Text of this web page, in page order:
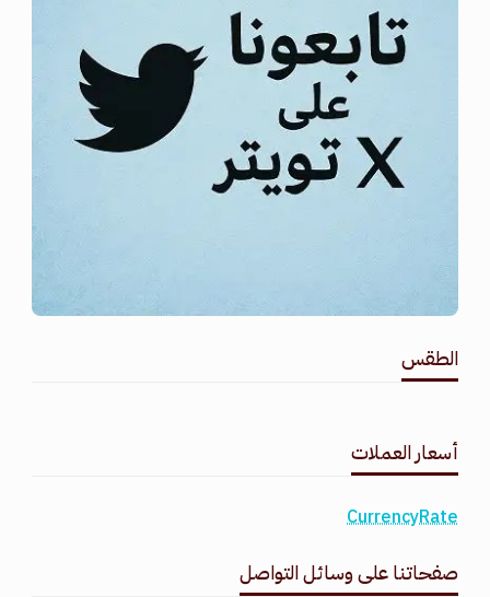
الطقس
أسعار العملات
CurrencyRate
صفحاتنا على وسائل التواصل